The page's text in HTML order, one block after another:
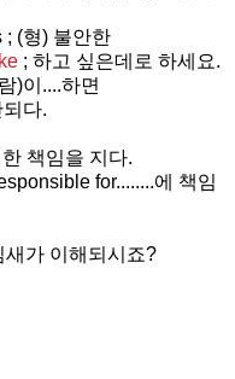
; (형) 불안한
; 하고 싶은데로 하세요.
)이....하면
다.
책임을 지다.
for........에 책임
새가 이해되시죠?